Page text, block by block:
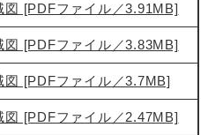
図 [PDFファイル／3.91MB]
図 [PDFファイル／3.83MB]
図 [PDFファイル／3.7MB]
図 [PDFファイル／2.47MB]